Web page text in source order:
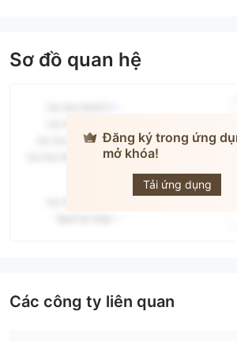
Sơ đồ quan hệ
Đăng ký trong ứng
mở khóa!
Tải ứng dụng
Các công ty liên quan